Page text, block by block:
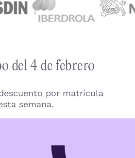
del 4 de febrero
por matrícula
semana.